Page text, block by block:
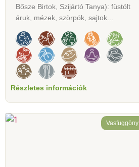
Bősze Birtok, Szijártó Tanya): füstölt
áruk, mézek, szörpök, sajtok...
Részletes információk
Vasfüggöny